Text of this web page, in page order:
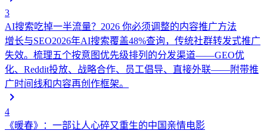
3
AI搜索吃掉一半流量？2026 你必须调整的内容推广方法
增长与SEO2026年AI搜索覆盖48%查询，传统社群转发式推广
失效。梳理五个按意图优先级排列的分发渠道——GEO优
化、Reddit投放、战略合作、员工倡导、直接外联——附带推
广时间线和内容再创作框架。
4
《暖春》：一部让人心碎又重生的中国亲情电影